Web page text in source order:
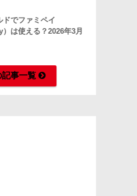
ドでファミペイ
）は使える？2026年3月
記事一覧